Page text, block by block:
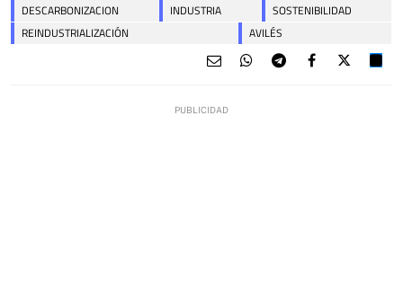
DESCARBONIZACION INDUSTRIA
SOSTENIBILIDAD
REINDUSTRIALIZACIÓN
AVILÉS